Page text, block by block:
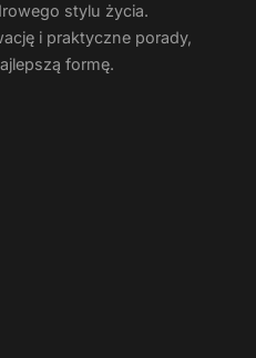
stylu życia.
i praktyczne porady,
formę.